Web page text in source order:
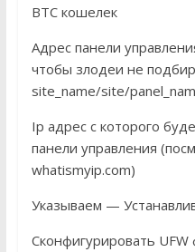
BTC кошелек
Адрес панели
чтобы злодеи не
site_name/site/
Ip адрес с которого
панели управления
whatismyip.com)
Указываем —
Сконфигурировать